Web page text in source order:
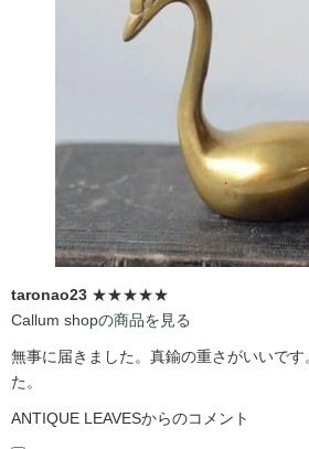
taronao23 ★★★★★
Callum shopの商品を見る
無事に届きました。真鍮の重さがいいで
た。
ANTIQUE LEAVESからのコメント